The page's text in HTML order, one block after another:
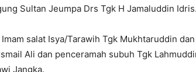
Sultan Jeumpa Drs Tgk H Jamaluddin Idris.
salat Isya/Tarawih Tgk Mukhtaruddin
Ali dan penceramah subuh Tgk
Jangka.